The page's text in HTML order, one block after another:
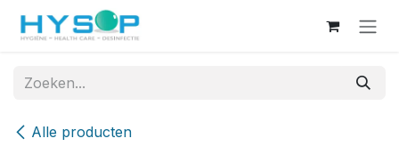
Overslaan naar inhoud
Alle producten